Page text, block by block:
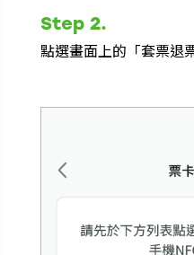
Step 2.
點選畫面上的「套票退票